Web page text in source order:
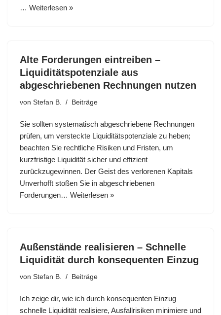
… Weiterlesen »
Alte Forderungen eintreiben –
Liquiditätspotenziale aus
abgeschriebenen Rechnungen nutzen
von Stefan B. Beiträge
Sie sollten systematisch abgeschriebene Rechnungen
prüfen, um versteckte Liquiditätspotenziale zu heben;
beachten Sie rechtliche Risiken und Fristen, um
kurzfristige Liquidität sicher und effizient
zurückzugewinnen. Der Geist des verlorenen Kapitals
Unverhofft stoßen Sie in abgeschriebenen
Forderungen… Weiterlesen »
Außenstände realisieren – Schnelle
Liquidität durch konsequenten Einzug
von Stefan B. Beiträge
Ich zeige dir, wie ich durch konsequenten Einzug
schnelle Liquidität realisiere, Ausfallrisiken minimiere und